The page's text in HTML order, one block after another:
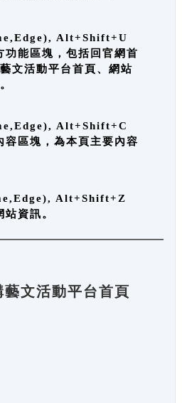
Alt+Shift+U
能區塊，包括回官網首
文活動平台首頁、網站
Alt+Shift+C
區塊，為本頁主要內容
Alt+Shift+Z
資訊。
文活動平台首頁